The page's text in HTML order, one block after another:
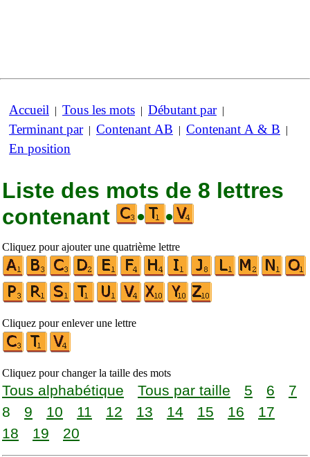
Accueil | Tous les mots | Débutant par|
Terminant par| Contenant AB | Contenant A & B |
En position
Liste des mots de 8 lettres
contenant
• •
Cliquez pour ajouter une quatrième lettre
Cliquez pour enlever une lettre
Cliquez pour changer la taille des mots
Tous alphabétique Tous par taille 5 6
7
8
9 10 11 12 13 14 15 16
17
18
19 20